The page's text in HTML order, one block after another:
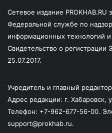
Сетевое издание PROKHAB.RU
Федеральной службе по
информационных технологий
Свидетельство о
25.07.2017.
Учредитель и главный
Адрес редакции: г. Хабаровск,
Телефон: +7-962-677-56-00.
support@prokhab.ru.